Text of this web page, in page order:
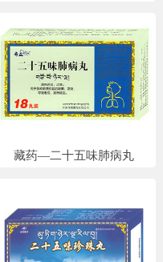
藏药—二十五味肺病丸